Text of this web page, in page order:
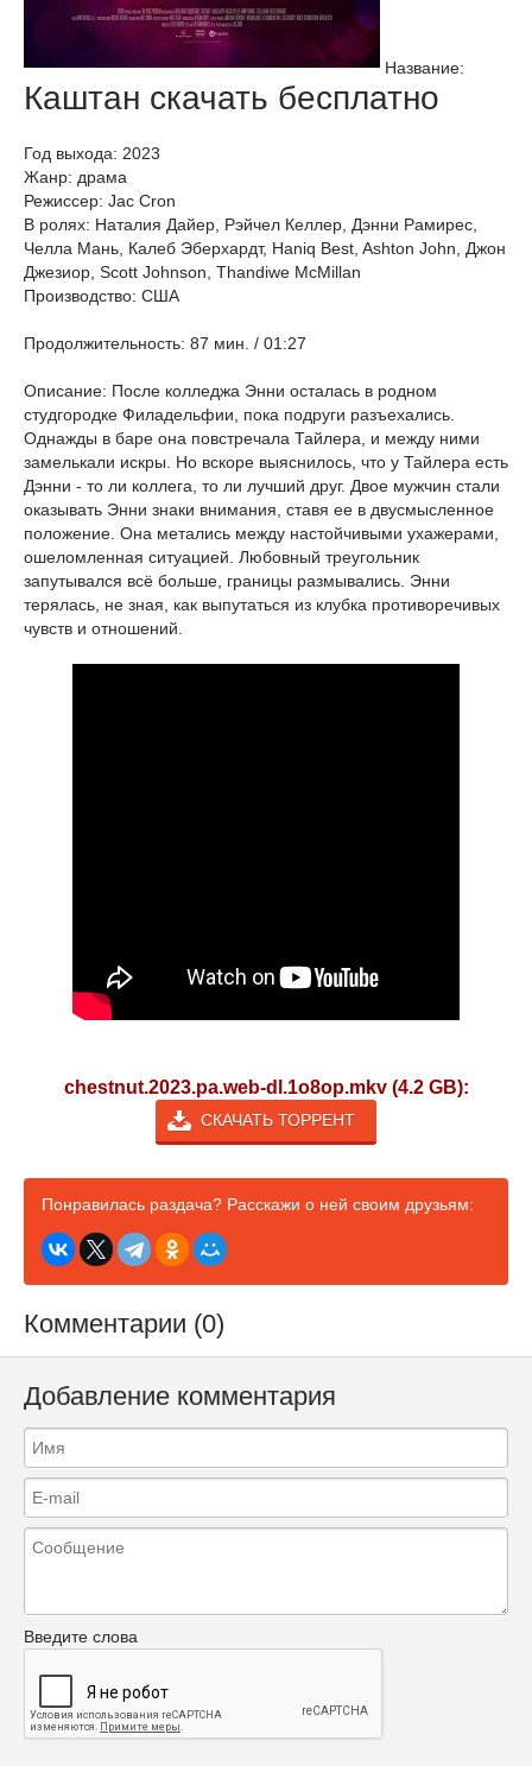
Название:
Каштан скачать бесплатно
Год выхода: 2023
Жанр: драма
Режиссер: Jac Cron
В ролях: Наталия Дайер, Рэйчел Келлер, Дэнни Рамирес,
Челла Мань, Калеб Эберхардт, Haniq Best, Ashton John, Джон
Джезиор, Scott Johnson, Thandiwe McMillan
Производство: США
Продолжительность: 87 мин. / 01:27
Описание: После колледжа Энни осталась в родном
студгородке Филадельфии, пока подруги разъехались.
Однажды в баре она повстречала Тайлера, и между ними
замелькали искры. Но вскоре выяснилось, что у Тайлера есть
Дэнни - то ли коллега, то ли лучший друг. Двое мужчин стали
оказывать Энни знаки внимания, ставя ее в двусмысленное
положение. Она метались между настойчивыми ухажерами,
ошеломленная ситуацией. Любовный треугольник
запутывался всё больше, границы размывались. Энни
терялась, не зная, как выпутаться из клубка противоречивых
чувств и отношений.
chestnut.2023.pa.web-dl.1o8op.mkv (4.2 GB):
СКАЧАТЬ ТОРРЕНТ
Понравилась раздача? Расскажи о ней своим друзьям:
Комментарии (0)
Добавление комментария
Введите слова